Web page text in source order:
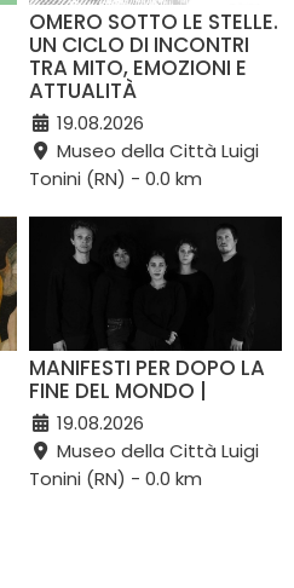
OMERO SOTTO LE STELLE.
UN CICLO DI INCONTRI
TRA MITO, EMOZIONI E
ATTUALITÀ
19.08.2026
Museo della Città Luigi
Tonini (RN) - 0.0 km
MANIFESTI PER DOPO LA
FINE DEL MONDO |
19.08.2026
Museo della Città Luigi
Tonini (RN) - 0.0 km